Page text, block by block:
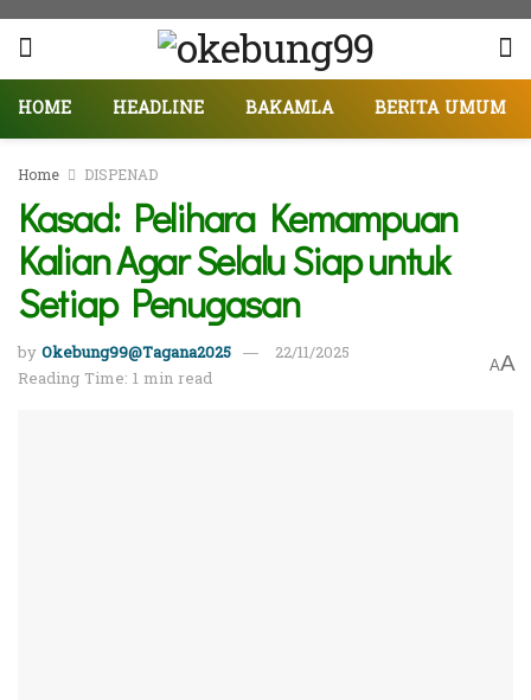
HOME HEADLINE BAKAMLA BERITA UMUM
Home DISPENAD
Kasad: Pelihara Kemampuan
Kalian Agar Selalu Siap untuk
Setiap Penugasan
byOkebung99@Tagana2025
22/11/2025
Reading Time: 1 min read
AA